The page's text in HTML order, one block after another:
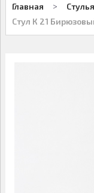
СТУЛЬЯ НА
Главная >
Стул К 21